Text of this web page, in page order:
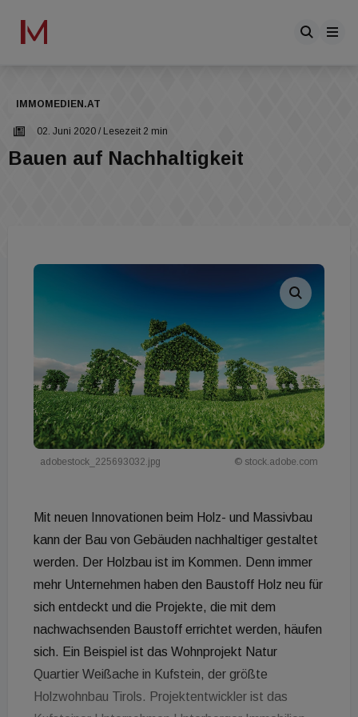
IMMOMEDIEN.AT
02. Juni 2020 / Lesezeit 2 min
Bauen auf Nachhaltigkeit
adobestock_225693032.jpg © stock.adobe.com
Mit neuen Innovationen beim Holz- und Massivbau
kann der Bau von Gebäuden nachhaltiger gestaltet
werden. Der Holzbau ist im Kommen. Denn immer
mehr Unternehmen haben den Baustoff Holz neu für
sich entdeckt und die Projekte, die mit dem
nachwachsenden Baustoff errichtet werden, häufen
sich. Ein Beispiel ist das Wohnprojekt Natur
Quartier Weißache in Kufstein, der größte
Holzwohnbau Tirols. Projektentwickler ist das